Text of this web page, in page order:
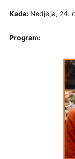
Kada: Nedjelja, 24.
Program: